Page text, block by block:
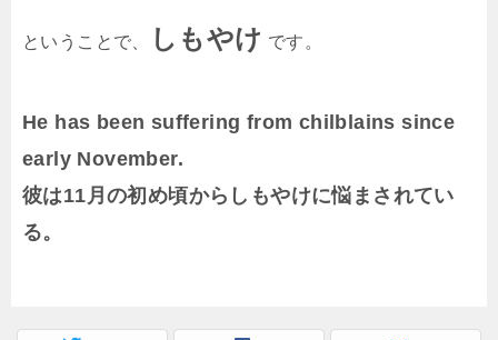
ということで、 しもやけ です。
He has been suffering from chilblains since
early November.
彼は11月の初め頃からしもやけに悩まされてい
る。